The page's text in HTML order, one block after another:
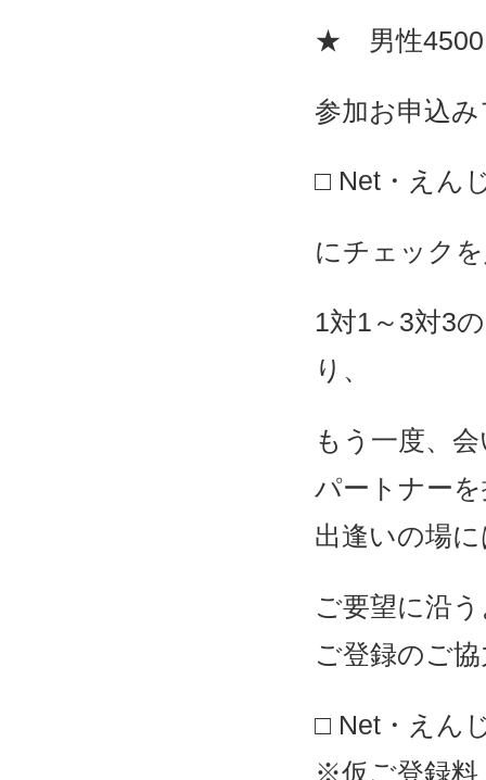
★ 男性4500
参加お申込
□ Net・えん
にチェック
1対1～3対3
り、
もう一度、
パートナー
出逢いの場
ご要望に沿
ご登録のご
□ Net・えん
※仮ご登録